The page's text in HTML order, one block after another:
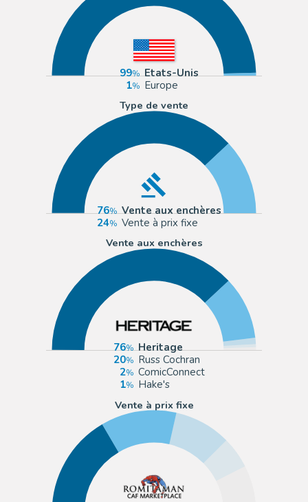
99
Etats-Unis
1
Europe
Type de vente
76
Vente aux enchères
24
Vente à prix fixe
Vente aux enchères
76
Heritage
20
Russ Cochran
2
ComicConnect
1
Hake's
Vente à prix fixe